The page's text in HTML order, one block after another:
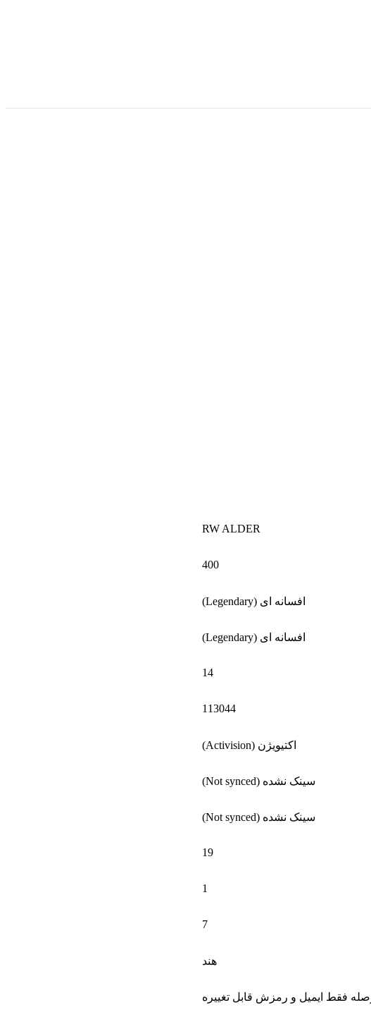
RW ALDER
400
افسانه ای (Legendary)
افسانه ای (Legendary)
14
113044
اکتیویژن (Activision)
سینک نشده (Not synced)
سینک نشده (Not synced)
19
1
7
هند